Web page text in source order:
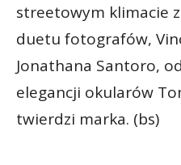
streetowym klimacie
duetu fotografów,
Jonathana Santoro,
elegancji okularów
twierdzi marka. (bs)